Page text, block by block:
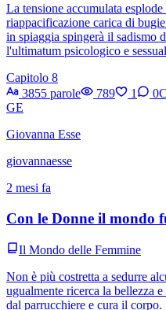
La tensione accumulata
riappacificazione carica di
in spiaggia spingerà il sadismo
l'ultimatum psicologico e
Capitolo 8
3855 parole
789 1 0
GE
Giovanna Esse
giovannaesse
2 mesi fa
Con le Donne il mondo
Il Mondo delle Femmine
Non è più costretta a sedurre
ugualmente ricerca la bellezza
dal parrucchiere e cura il corpo.